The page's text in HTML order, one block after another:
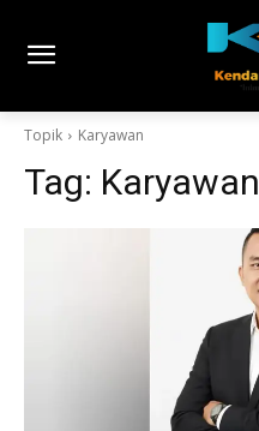
Topik Karyawan
Tag: Karyawan